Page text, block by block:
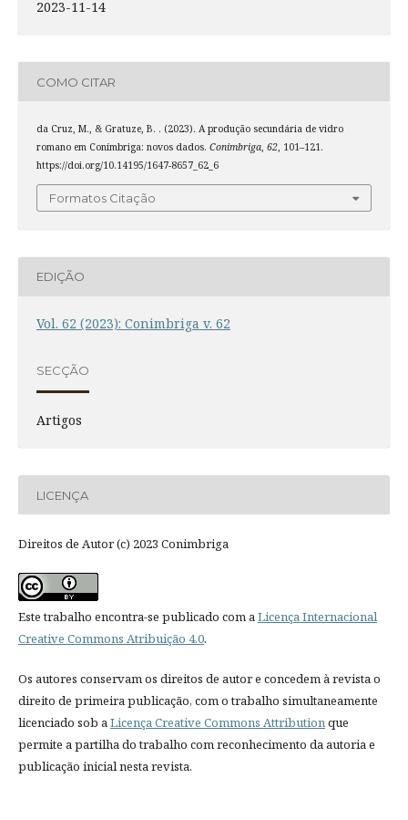
2023-11-14
COMO CITAR
da Cruz, M., & Gratuze, B. . (2023). A produção secundária de vidro
romano em Conímbriga: novos dados. Conimbriga, 62, 101–121.
https://doi.org/10.14195/1647-8657_62_6
Formatos Citação
EDIÇÃO
Vol. 62 (2023): Conimbriga v. 62
SECÇÃO
Artigos
LICENÇA
Direitos de Autor (c) 2023 Conimbriga
Este trabalho encontra-se publicado com aLicença Internacional
Creative Commons Atribuição 4.0.
Os autores conservam os direitos de autor e concedem à revista o
direito de primeira publicação, com o trabalho simultaneamente
licenciado sob aLicença Creative Commons Attributionque
permite a partilha do trabalho com reconhecimento da autoria e
publicação inicial nesta revista.